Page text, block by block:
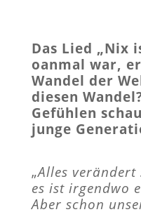
Das Lied „Nix
oanmal war,
Wandel der
diesen
Gefühlen
junge
„Alles verändert
es ist irgendwo
Aber schon